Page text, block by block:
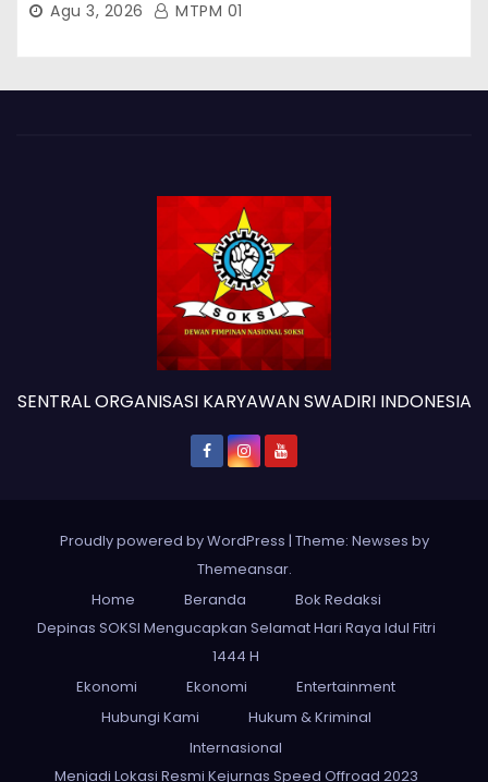
Agu 3, 2026 MTPM 01
SENTRAL ORGANISASI KARYAWAN SWADIRI INDONESIA
Proudly powered by WordPress | Theme: Newses by
Themeansar.
Home
Beranda
Bok Redaksi
Depinas SOKSI Mengucapkan Selamat Hari Raya Idul Fitri
1444 H
Ekonomi
Ekonomi
Entertainment
Hubungi Kami
Hukum & Kriminal
Internasional
Menjadi Lokasi Resmi Kejurnas Speed Offroad 2023